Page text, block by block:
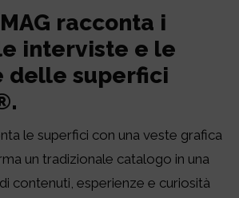
racconta i
interviste e le
delle superfici
le superfici con una veste grafica
un tradizionale catalogo in una
contenuti, esperienze e curiosità